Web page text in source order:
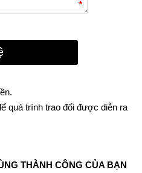
quá trình trao đổi được diễn ra
THÀNH CÔNG CỦA BẠN